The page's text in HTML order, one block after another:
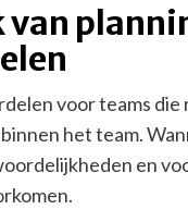
voor teams
het team.
en